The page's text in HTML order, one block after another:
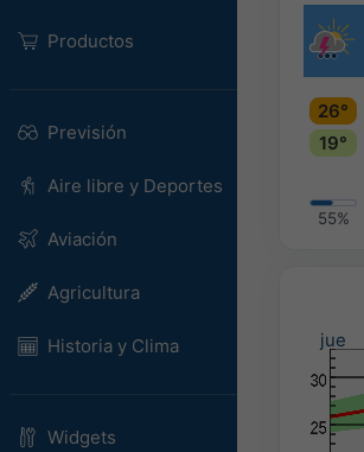
Productos
Previsión
Aire libre y Deportes
Aviación
Agricultura
Historia y Clima
Widgets
26°
19°
55%
jue